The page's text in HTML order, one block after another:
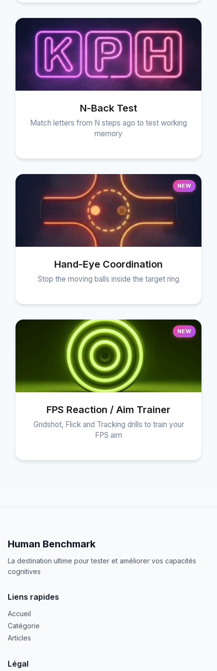
N-Back Test
Match letters from N steps ago to test working
memory
NEW
Hand-Eye Coordination
Stop the moving balls inside the target ring
NEW
FPS Reaction / Aim Trainer
Gridshot, Flick and Tracking drills to train your
FPS aim
Human Benchmark
La destination ultime pour tester et améliorer vos capacités
cognitives
Liens rapides
Accueil
Catégorie
Articles
Légal